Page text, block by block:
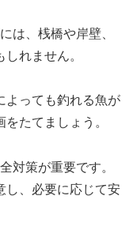
は、桟橋や岸壁、
れません。
よっても釣れる魚が
たてましょう。
対策が重要です。
し、必要に応じて安